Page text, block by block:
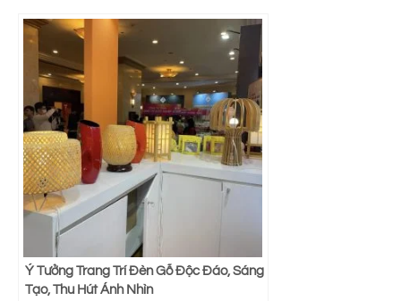
Ý Tưởng Trang Trí Đèn Gỗ Độc Đáo, Sáng
Tạo, Thu Hút Ánh Nhìn